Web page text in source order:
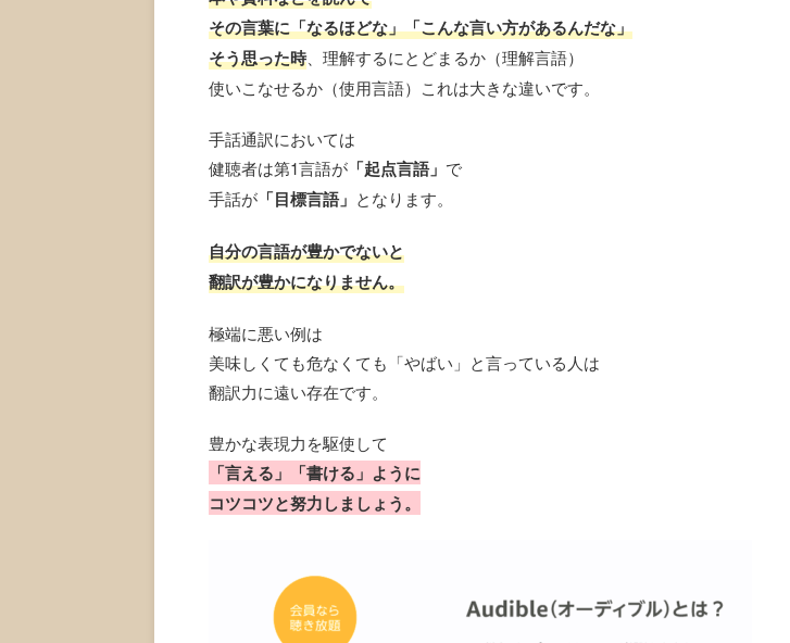
その言葉に「なるほどな」「こんな言い方があるんだな」
そう思った時、理解するにとどまるか（理解言語）
使いこなせるか（使用言語）これは大きな違いです。
手話通訳においては
健聴者は第1言語が 「起点言語」 で
手話が 「目標言語」 となります。
自分の言語が豊かでないと
翻訳が豊かになりません。
極端に悪い例は
美味しくても危なくても「やばい」と言っている人は
翻訳力に遠い存在です。
豊かな表現力を駆使して
「言える」「書ける」ように
コツコツと努力しましょう。